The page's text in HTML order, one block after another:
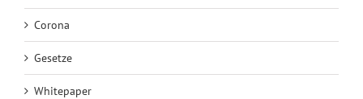
Corona
Gesetze
Whitepaper